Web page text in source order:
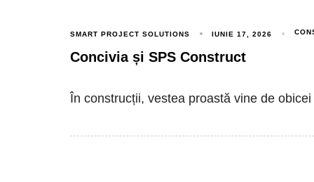
SMART PROJECT SOLUTIONS IUNIE 17, 2026
Concivia și SPS Construct
În construcții, vestea proastă vine de